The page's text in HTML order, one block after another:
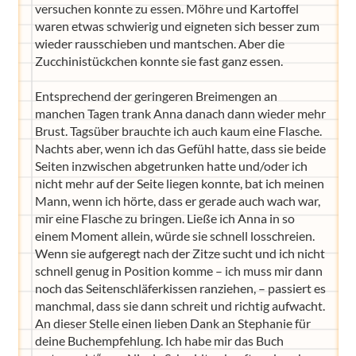
versuchen konnte zu essen. Möhre und Kartoffel
waren etwas schwierig und eigneten sich besser zum
wieder rausschieben und mantschen. Aber die
Zucchinistückchen konnte sie fast ganz essen.
Entsprechend der geringeren Breimengen an
manchen Tagen trank Anna danach dann wieder mehr
Brust. Tagsüber brauchte ich auch kaum eine Flasche.
Nachts aber, wenn ich das Gefühl hatte, dass sie beide
Seiten inzwischen abgetrunken hatte und/oder ich
nicht mehr auf der Seite liegen konnte, bat ich meinen
Mann, wenn ich hörte, dass er gerade auch wach war,
mir eine Flasche zu bringen. Ließe ich Anna in so
einem Moment allein, würde sie schnell losschreien.
Wenn sie aufgeregt nach der Zitze sucht und ich nicht
schnell genug in Position komme – ich muss mir dann
noch das Seitenschläferkissen ranziehen, – passiert es
manchmal, dass sie dann schreit und richtig aufwacht.
An dieser Stelle einen lieben Dank an Stephanie für
deine Buchempfehlung. Ich habe mir das Buch